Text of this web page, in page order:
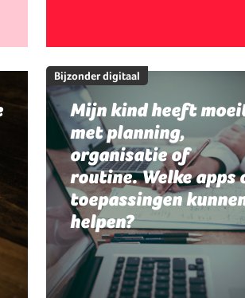
Bijzonder digitaal
Mijn kind heeft
met planning,
organisatie of
routine. Welke apps
toepassingen
helpen?